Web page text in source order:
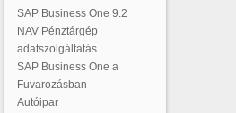
SAP Business One 9.2
NAV Pénztárgép
adatszolgáltatás
SAP Business One a
Fuvarozásban
Autóipar